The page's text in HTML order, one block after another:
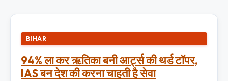
BIHAR
94% ला कर ऋतिका बनी आर्ट्स की थर्ड टॉपर,
IAS बन देश की करना चाहती है सेवा